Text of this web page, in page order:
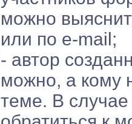
можно
или по e-mail;
- автор
можно, а кому
теме. В